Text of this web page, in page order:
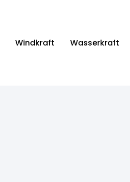
Windkraft Wasserkraft